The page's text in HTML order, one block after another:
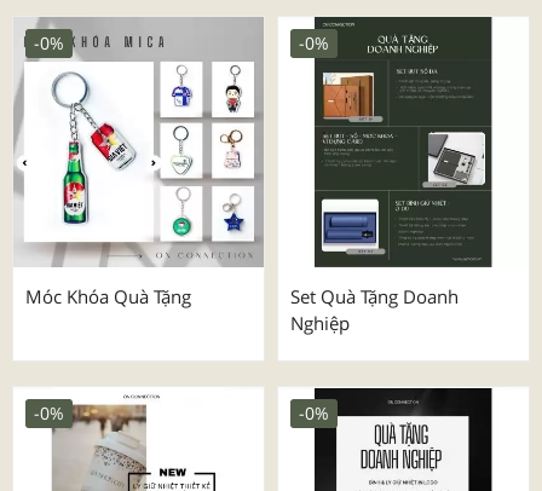
Móc Khóa Quà Tặng
-0%
Set Quà Tặng Doanh
Nghiệp
-0%
-0% -0%